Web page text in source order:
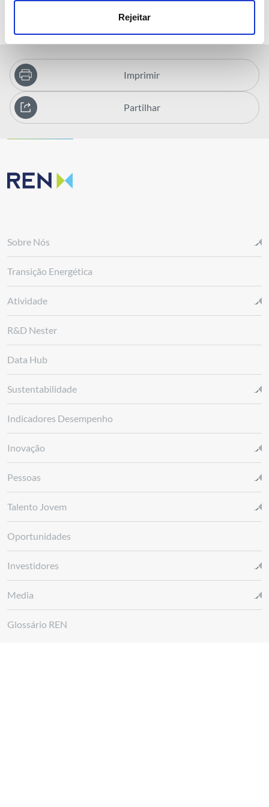
Rejeitar
Imprimir
Partilhar
Sobre Nós
Transição Energética
Atividade
R&D Nester
Data Hub
Sustentabilidade
Indicadores Desempenho
Inovação
Pessoas
Talento Jovem
Oportunidades
Investidores
Media
Glossário REN